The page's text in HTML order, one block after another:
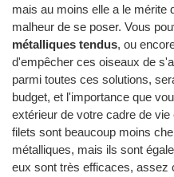
mais au moins elle a le mérite
malheur de se poser. Vous
métalliques tendus, ou
d'empêcher ces oiseaux de
parmi toutes ces solutions,
budget, et l'importance que
extérieur de votre cadre de
filets sont beaucoup moins
métalliques, mais ils sont
eux sont très efficaces, assez